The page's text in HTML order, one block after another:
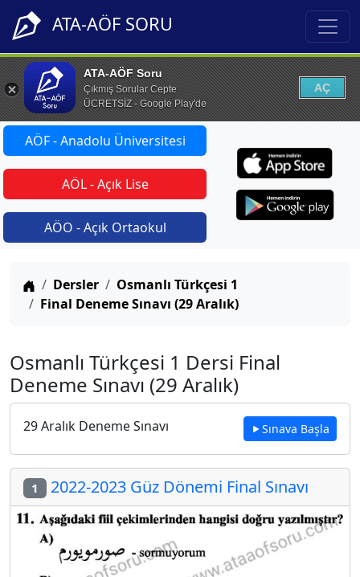
ATA-AÖF SORU
ATA-AÖF Soru
Çıkmış Sorular Cepte
ÜCRETSİZ - Google Play'de
AÇ
AÖF - Anadolu Üniversitesi
AÖL - Açık Lise
AÖO - Açık Ortaokul
Anasayfa
Dersler
Osmanlı Türkçesi 1
Final Deneme Sınavı (29 Aralık)
Osmanlı Türkçesi 1 Dersi Final
Deneme Sınavı (29 Aralık)
29 Aralık Deneme Sınavı Sınava Başla
1 2022-2023 Güz Dönemi Final Sınavı